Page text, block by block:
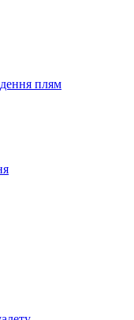
плям